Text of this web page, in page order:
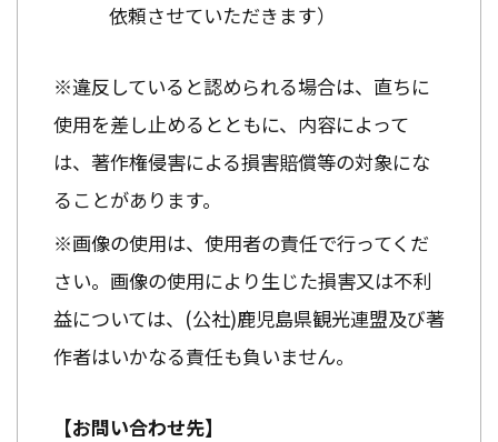
依頼させていただきます）
※違反していると認められる場合は、直ちに
使用を差し止めるとともに、内容によって
は、著作権侵害による損害賠償等の対象にな
ることがあります。
※画像の使用は、使用者の責任で行ってくだ
さい。画像の使用により生じた損害又は不利
益については、(公社)鹿児島県観光連盟及び著
作者はいかなる責任も負いません。
【お問い合わせ先】